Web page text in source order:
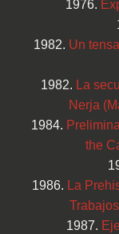
1976.
1982. Un
1982. La
Nerja
1984.
the
1986. La
1987.